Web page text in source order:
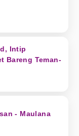
Intip
Bareng Teman-
- Maulana